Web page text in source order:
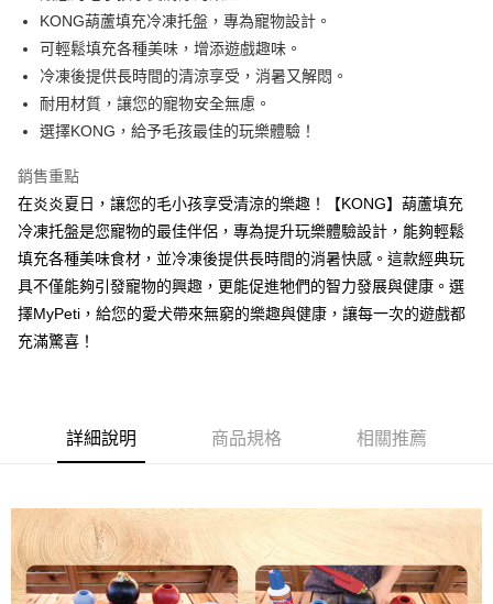
聯邦商業銀行
遠東國際商業銀行
元大商業銀行
永豐商業銀行
玉山商業銀行
星展（台灣）商業銀行
台灣樂天信用卡公司
匯豐（台灣）商業銀行
華泰商業銀行
聯邦商業銀行
遠東國際商業銀行
元大商業銀行
永豐商業銀行
玉山商業銀行
台新國際商業銀行
中國信託商業銀行
國泰世華商業銀行
兆豐國際商業銀行
臺灣中小企業銀行
台中商業銀行
聯邦商業銀行
遠東國際商業銀行
元大商業銀行
玉山商業銀行
星展（台灣）商業銀行
台灣樂天信用卡公司
上海商業儲蓄銀行
台北富邦商業銀行
兆豐國際商業銀行
臺灣中小企業銀行
台中商業銀行
匯豐（台灣）商業銀行
華泰商業銀行
永豐商業銀行
玉山商業銀行
中國信託商業銀行
LINE Pay
Apple Pay
貨到付款
全家取貨付款
每筆NT$70，滿NT$1,200(含以上)免運費
付款後全家取貨
每筆NT$70，滿NT$1,200(含以上)免運費
7-11取貨付款
每筆NT$70，滿NT$1,200(含以上)免運費
每筆NT$100，滿NT$2,000(含以上)免運費
付款後門市自取
免運費
KONG葫蘆填充冷凍托盤，專為寵物設計。
可輕鬆填充各種美味，增添遊戲趣味。
冷凍後提供長時間的清涼享受，消暑又解悶。
耐用材質，讓您的寵物安全無慮。
選擇KONG，給予毛孩最佳的玩樂體驗！
銷售重點
在炎炎夏日，讓您的毛小孩享受清涼的樂趣！【KONG】葫蘆填充
冷凍托盤是您寵物的最佳伴侶，專為提升玩樂體驗設計，能夠輕鬆
填充各種美味食材，並冷凍後提供長時間的消暑快感。這款經典玩
具不僅能夠引發寵物的興趣，更能促進牠們的智力發展與健康。選
擇MyPeti，給您的愛犬帶來無窮的樂趣與健康，讓每一次的遊戲都
充滿驚喜！
詳細說明 商品規格 相關推薦